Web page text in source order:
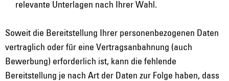
relevante Unterlagen nach Ihrer Wahl.
Soweit die Bereitstellung Ihrer personenbezogenen Daten
vertraglich oder für eine Vertragsanbahnung (auch
Bewerbung) erforderlich ist, kann die fehlende
Bereitstellung je nach Art der Daten zur Folge haben, dass